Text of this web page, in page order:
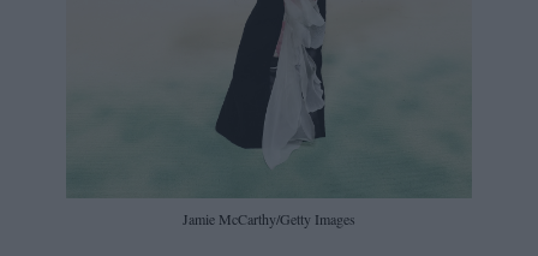
Jamie McCarthy/Getty Images